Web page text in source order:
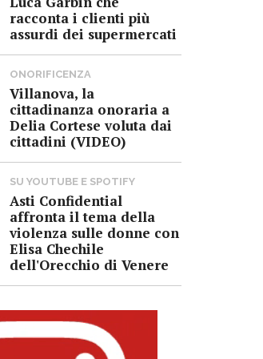
racconta i clienti più
assurdi dei supermercati
ONORIFICENZA
Villanova, la
cittadinanza onoraria a
Delia Cortese voluta dai
cittadini (VIDEO)
SU YOUTUBE E SPOTIFY
Asti Confidential
affronta il tema della
violenza sulle donne con
Elisa Chechile
dell'Orecchio di Venere